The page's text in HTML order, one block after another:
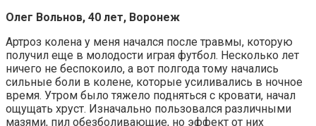
Олег Вольнов, 40 лет, Воронеж
Артроз колена у меня начался после травмы, которую
получил еще в молодости играя футбол. Несколько лет
ничего не беспокоило, а вот полгода тому начались
сильные боли в колене, которые усиливались в ночное
время. Утром было тяжело подняться с кровати, начал
ощущать хруст. Изначально пользовался различными
мазями, пил обезболивающие, но эффект от них